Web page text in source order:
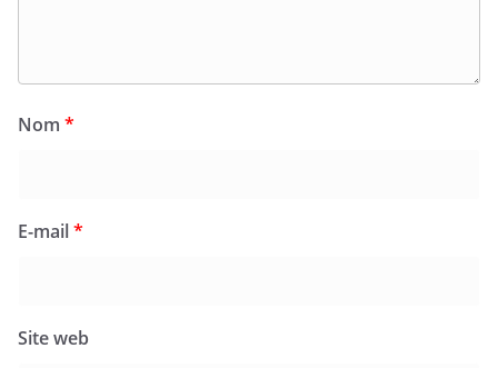
Nom *
E-mail*
Site web